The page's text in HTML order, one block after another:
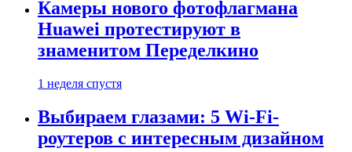
Камеры нового фотофлагмана
Huawei протестируют в
знаменитом Переделкино
1 неделя спустя
Выбираем глазами: 5 Wi-Fi-
роутеров с интересным дизайном